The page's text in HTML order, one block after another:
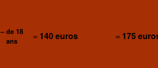
– de 18
ans
= 140 euros = 175